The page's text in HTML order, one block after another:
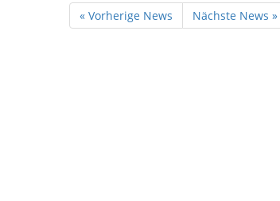
« Vorherige News Nächste News »